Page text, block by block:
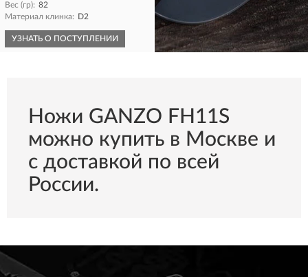
Вес (гр): 82
Материал клинка: D2
УЗНАТЬ О ПОСТУПЛЕНИИ КУПИТЬ
Ножи GANZO FH11S
можно купить в Москве и
с доставкой по всей
России.